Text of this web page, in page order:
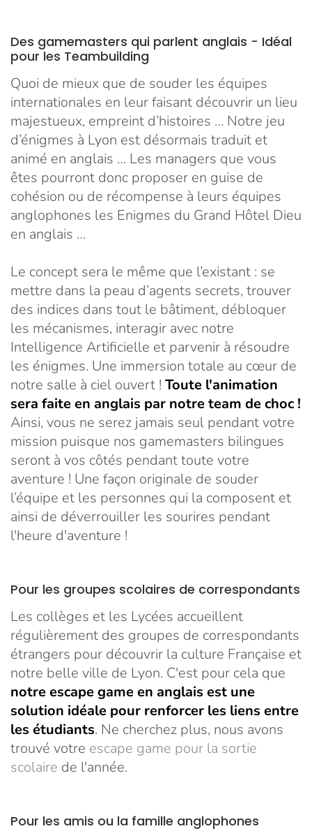
Des gamemasters qui parlent anglais - Idéal
pour les Teambuilding
Quoi de mieux que de souder les équipes
internationales en leur faisant découvrir un lieu
majestueux, empreint d’histoires … Notre jeu
d’énigmes à Lyon est désormais traduit et
animé en anglais … Les managers que vous
êtes pourront donc proposer en guise de
cohésion ou de récompense à leurs équipes
anglophones les Enigmes du Grand Hôtel Dieu
en anglais …
Le concept sera le même que l’existant : se
mettre dans la peau d’agents secrets, trouver
des indices dans tout le bâtiment, débloquer
les mécanismes, interagir avec notre
Intelligence Artificielle et parvenir à résoudre
les énigmes. Une immersion totale au cœur de
notre salle à ciel ouvert ! Toute l'animation
sera faite en anglais par notre team de choc !
Ainsi, vous ne serez jamais seul pendant votre
mission puisque nos gamemasters bilingues
seront à vos côtés pendant toute votre
aventure ! Une façon originale de souder
l’équipe et les personnes qui la composent et
ainsi de déverrouiller les sourires pendant
l'heure d'aventure !
Pour les groupes scolaires de correspondants
Les collèges et les Lycées accueillent
régulièrement des groupes de correspondants
étrangers pour découvrir la culture Française et
notre belle ville de Lyon. C'est pour cela que
notre escape game en anglais est une
solution idéale pour renforcer les liens entre
les étudiants. Ne cherchez plus, nous avons
trouvé votre escape game pour la sortie
scolaire de l'année.
Pour les amis ou la famille anglophones